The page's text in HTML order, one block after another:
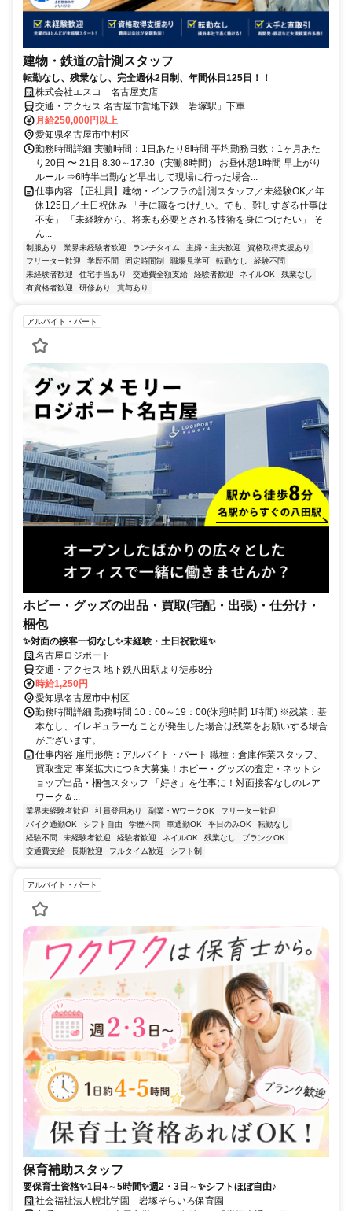
建物・鉄道の計測スタッフ
転勤なし、残業なし、完全週休2日制、年間休日125日！！
株式会社エスコ 名古屋支店
交通・アクセス 名古屋市営地下鉄「岩塚駅」下車
月給250,000円以上
愛知県名古屋市中村区
勤務時間詳細 実働時間：1日あたり8時間 平均勤務日数：1ヶ月あた
り20日 〜 21日 8:30～17:30（実働8時間） お昼休憩1時間 早上がり
ルール ⇒6時半出勤など早出して現場に行った場合...
仕事内容 【正社員】建物・インフラの計測スタッフ／未経験OK／年
休125日／土日祝休み 「手に職をつけたい。でも、難しすぎる仕事は
不安」 「未経験から、将来も必要とされる技術を身につけたい」 そ
ん...
制服あり 業界未経験者歓迎 ランチタイム 主婦・主夫歓迎
資格取得支援あり
フリーター歓迎
学歴不問 固定時間制 職場見学可 転勤なし
経験不問
未経験者歓迎
住宅手当あり 交通費全額支給 経験者歓迎 ネイルOK
残業なし
有資格者歓迎
研修あり 賞与あり
アルバイト・パート
ホビー・グッズの出品・買取(宅配・出張)・仕分け・
梱包
✨対面の接客一切なし✨未経験・土日祝歓迎✨
名古屋ロジポート
交通・アクセス 地下鉄八田駅より徒歩8分
時給1,250円
愛知県名古屋市中村区
勤務時間詳細 勤務時間 10：00～19：00(休憩時間 1時間) ※残業：基
本なし、イレギュラーなことが発生した場合は残業をお願いする場合
がございます。
仕事内容 雇用形態：アルバイト・パート 職種：倉庫作業スタッフ、
買取査定 事業拡大につき大募集！ホビー・グッズの査定・ネットシ
ョップ出品・梱包スタッフ 「好き」を仕事に！対面接客なしのレア
ワーク＆...
業界未経験者歓迎 社員登用あり 副業・WワークOK
フリーター歓迎
バイク通勤OK
シフト自由 学歴不問 車通勤OK 平日のみOK
転勤なし
経験不問
未経験者歓迎 経験者歓迎 ネイルOK 残業なし
ブランクOK
交通費支給
長期歓迎 フルタイム歓迎 シフト制
アルバイト・パート
保育補助スタッフ
要保育士資格✨1日4～5時間✨週2・3日～✨シフトほぼ自由♪
社会福祉法人幌北学園 岩塚そらいろ保育園